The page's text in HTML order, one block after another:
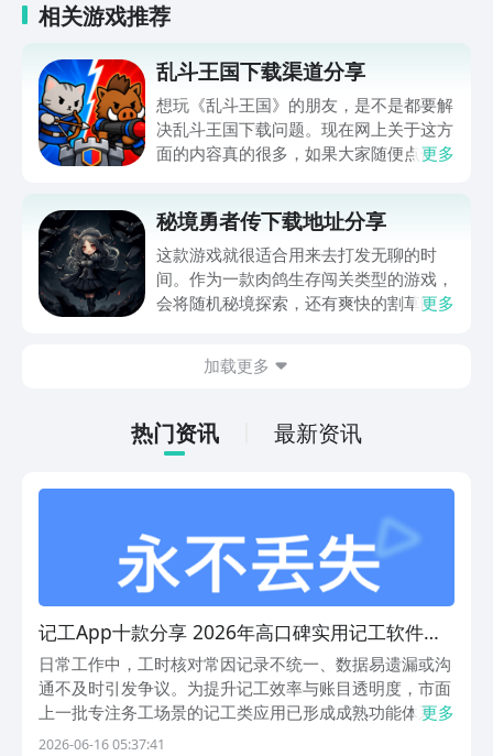
相关游戏推荐
乱斗王国下载渠道分享
想玩《乱斗王国》的朋友，是不是都要解
决乱斗王国下载问题。现在网上关于这方
面的内容真的很多，如果大家随便点击陌
app进行下载会更加方便，九游是手游福
利最多的游戏平台，在这里不仅能够看到
游戏资源，还能及时查看后续的消息、活
动内容等相关信息。
更多
秘境勇者传下载地址分享
这款游戏就很适合用来去打发无聊的时
间。作为一款肉鸽生存闯关类型的游戏，
会将随机秘境探索，还有爽快的割草闯关
接就可以下载。游戏的上手门槛还是比较
打发无聊的时间，可玩性真的比较高。
更多
加载更多
热门资讯 最新资讯
记工App十款分享 2026年高口碑实用记工软件榜
单合集
日常工作中，工时核对常因记录不统一、数据易遗漏或沟
通不及时引发争议。为提升记工效率与账目透明度，市面
上一批专注务工场景的记工类应用已形成成熟功能体系。
本文梳理当前主流且经过严格审核的10款实用工具，均围
更多
2026-06-16 05:37:41